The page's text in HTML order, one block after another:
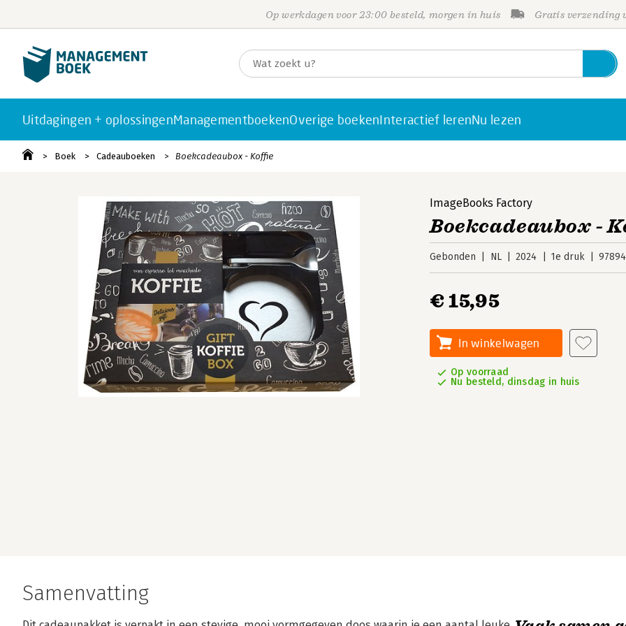
Op werkdagen voor 23:00 besteld, morgen in huis Gratis verzending
Uitdagingen + oplossingenManagementboekenOverige boekenInteractief lerenNu lezen
Boek Cadeauboeken Boekcadeaubox - Koffie
ImageBooks Factory
Boekcadeaubox -
Gebonden NL 2024 1e druk
€ 15,95
In winkelwagen
Op voorraad
Nu besteld, dinsdag in huis
Samenvatting